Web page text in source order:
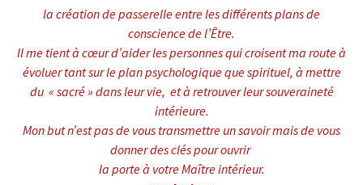
la création de passerelle entre les différents plans de
conscience de l’Être.
Il me tient à cœur d’aider les personnes qui croisent ma route à
évoluer tant sur le plan psychologique que spirituel, à mettre
du « sacré » dans leur vie, et à retrouver leur souveraineté
intérieure.
Mon but n’est pas de vous transmettre un savoir mais de vous
donner des clés pour ouvrir
la porte à votre Maître intérieur.